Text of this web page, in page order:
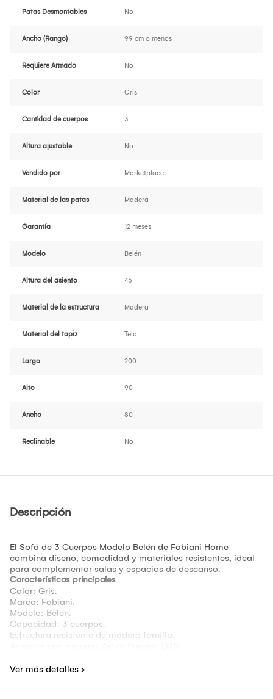
Patas Desmontables No
Ancho (Rango) 99 cm o menos
Requiere Armado No
Color Gris
Cantidad de cuerpos 3
Altura ajustable No
Vendido por Marketplace
Material de las patas Madera
Garantía 12 meses
Modelo Belén
Altura del asiento 45
Material de la estructura Madera
Material del tapiz Tela
Largo 200
Alto 90
Ancho 80
Reclinable No
Descripción
El Sofá de 3 Cuerpos Modelo Belén de Fabiani Home
combina diseño, comodidad y materiales resistentes, ideal
para complementar salas y espacios de descanso.
Características principales
Color: Gris.
Marca: Fabiani.
Modelo: Belén.
Capacidad: 3 cuerpos.
Estructura resistente de madera tornillo.
Producto totalmente ensamblado.